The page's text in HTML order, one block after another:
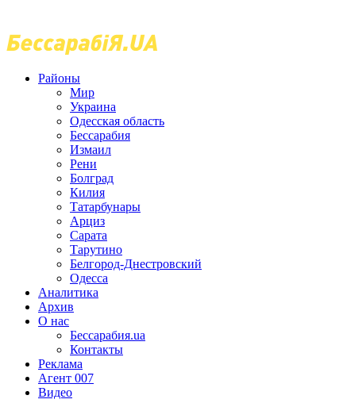
Районы
Мир
Украина
Одесская область
Бессарабия
Измаил
Рени
Болград
Килия
Татарбунары
Арциз
Сарата
Тарутино
Белгород-Днестровский
Одесса
Аналитика
Архив
О нас
Бессарабия.ua
Контакты
Реклама
Агент 007
Видео